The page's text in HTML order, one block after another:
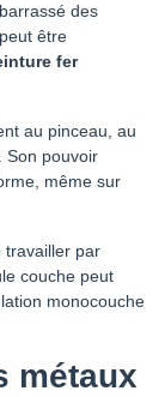
des
être
fer
au pinceau, au
Son pouvoir
même sur
travailler par
couche peut
monocouche
métaux